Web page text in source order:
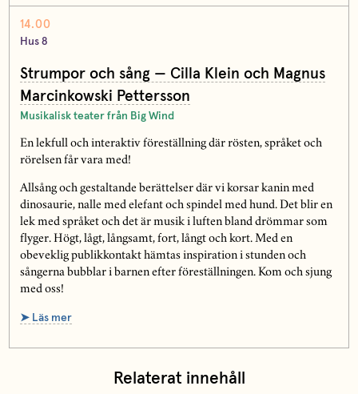
14.00
Hus 8
Strumpor och sång — Cilla Klein och Magnus
Marcinkowski Pettersson
Musikalisk teater från Big Wind
En lekfull och interaktiv föreställning där rösten, språket och
rörelsen får vara med!
Allsång och gestaltande berättelser där vi korsar kanin med
dinosaurie, nalle med elefant och spindel med hund. Det blir en
lek med språket och det är musik i luften bland drömmar som
flyger. Högt, lågt, långsamt, fort, långt och kort. Med en
obeveklig publikkontakt hämtas inspiration i stunden och
sångerna bubblar i barnen efter föreställningen. Kom och sjung
med oss!
➤ Läs mer
Relaterat innehåll